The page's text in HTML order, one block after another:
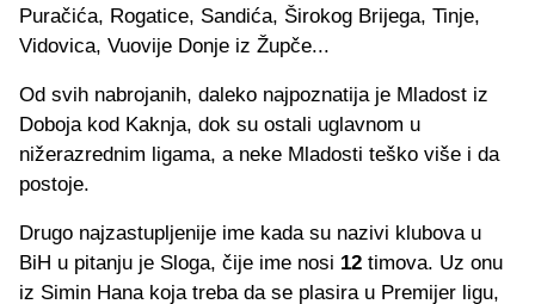
Puračića, Rogatice, Sandića, Širokog Brijega, Tinje,
Vidovica, Vuovije Donje iz Župče...
Od svih nabrojanih, daleko najpoznatija je Mladost iz
Doboja kod Kaknja, dok su ostali uglavnom u
nižerazrednim ligama, a neke Mladosti teško više i da
postoje.
Drugo najzastupljenije ime kada su nazivi klubova u
BiH u pitanju je Sloga, čije ime nosi 12 timova. Uz onu
iz Simin Hana koja treba da se plasira u Premijer ligu,